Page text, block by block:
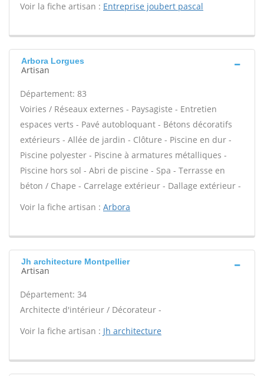
Voir la fiche artisan : Entreprise joubert pascal
Arbora Lorgues
Artisan
Département: 83
Voiries / Réseaux externes - Paysagiste - Entretien
espaces verts - Pavé autobloquant - Bétons décoratifs
extérieurs - Allée de jardin - Clôture - Piscine en dur -
Piscine polyester - Piscine à armatures métalliques -
Piscine hors sol - Abri de piscine - Spa - Terrasse en
béton / Chape - Carrelage extérieur - Dallage extérieur -
Voir la fiche artisan : Arbora
Jh architecture Montpellier
Artisan
Département: 34
Architecte d'intérieur / Décorateur -
Voir la fiche artisan : Jh architecture